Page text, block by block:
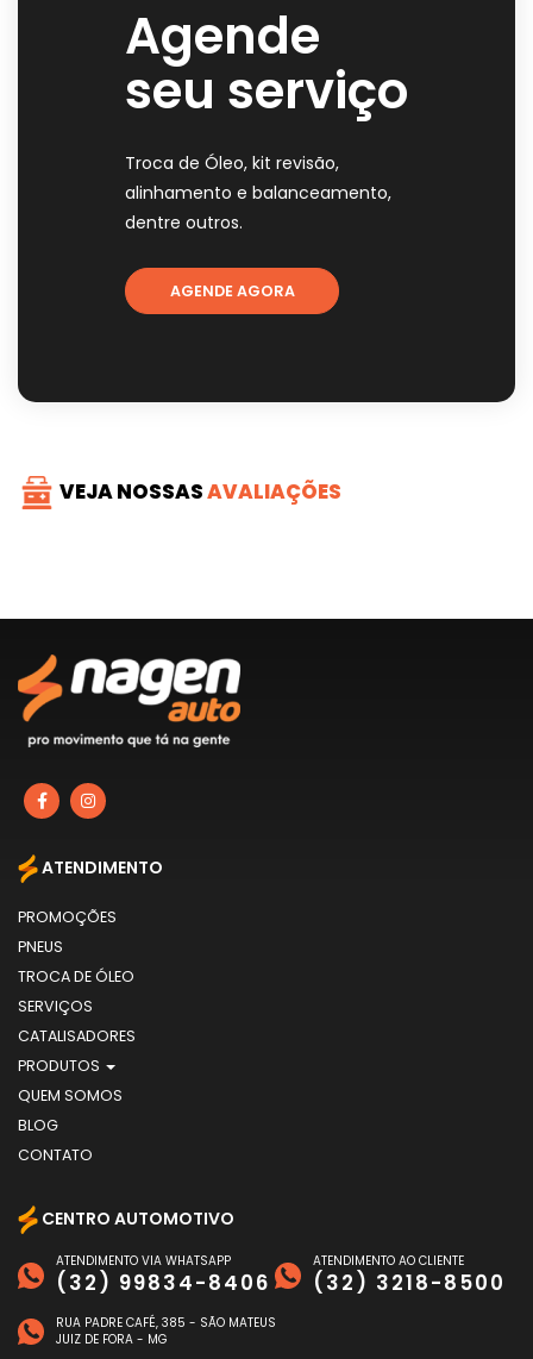
Agende
seu serviço
Troca de Óleo, kit revisão,
alinhamento e balanceamento,
dentre outros.
AGENDE AGORA
VEJA NOSSASAVALIAÇÕES
ATENDIMENTO
PROMOÇÕES
PNEUS
TROCA DE ÓLEO
SERVIÇOS
CATALISADORES
PRODUTOS
QUEM SOMOS
BLOG
CONTATO
CENTRO AUTOMOTIVO
ATENDIMENTO VIA WHATSAPP
(32) 99834-8406
ATENDIMENTO AO CLIENTE
(32) 3218-8500
RUA PADRE CAFÉ, 385 - SÃO MATEUS
JUIZ DE FORA - MG